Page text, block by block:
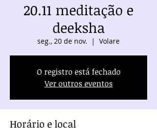
20.11 meditação e
deeksha
seg., 20 de nov.
  |
Volare
O registro está fechado
Ver outros eventos
Horário e local